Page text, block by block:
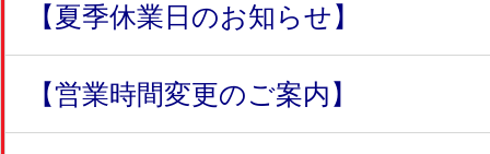
【夏季休業日のお知らせ】
【営業時間変更のご案内】